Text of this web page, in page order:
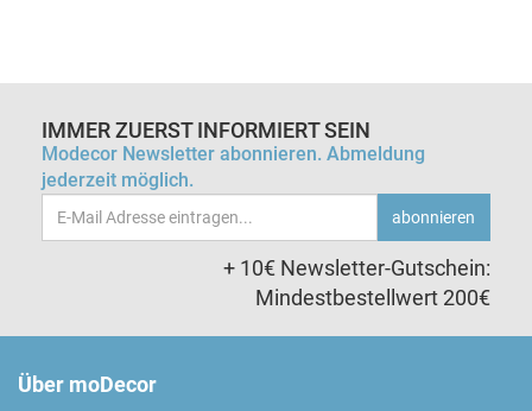
IMMER ZUERST INFORMIERT SEIN
Modecor Newsletter abonnieren. Abmeldung
jederzeit möglich.
Email-
Adresse
abonnieren
+ 10€ Newsletter-Gutschein:
Mindestbestellwert 200€
Über moDecor